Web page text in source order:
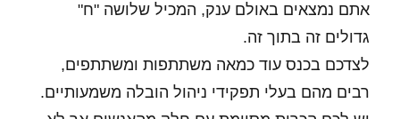
אתם נמצאים באולם ענק, המכיל שלושה "ח"
גדולים זה בתוך זה.
לצדכם בכנס עוד כמאה משתתפות ומשתתפים,
רבים מהם בעלי תפקידי ניהול הובלה משמעותיים.